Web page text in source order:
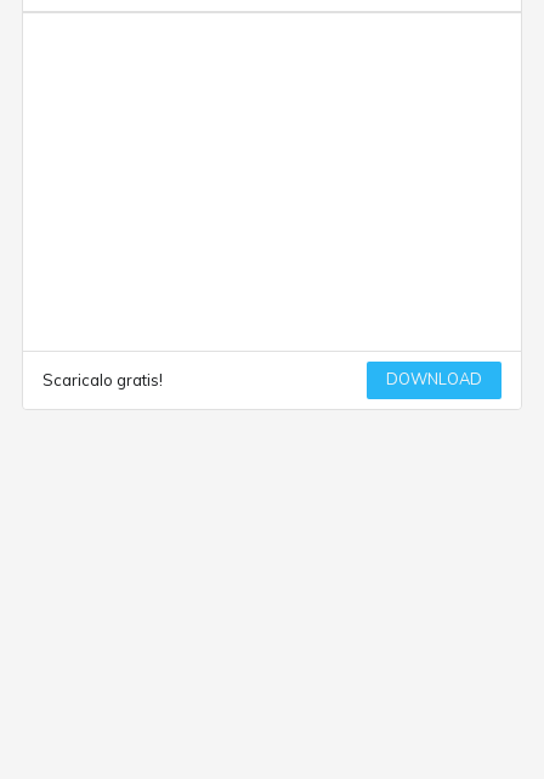
Scaricalo gratis! DOWNLOAD